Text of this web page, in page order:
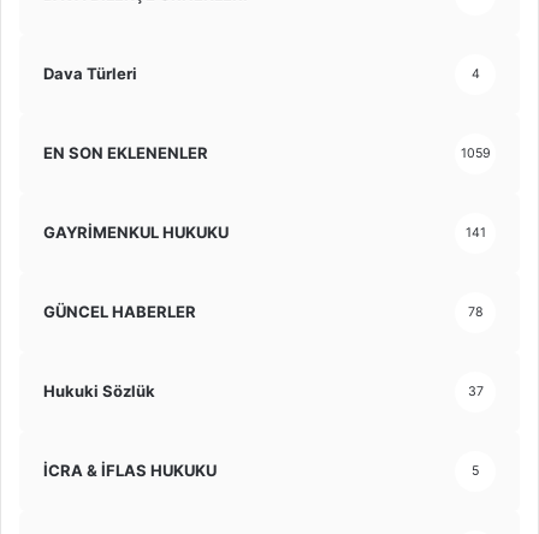
Dava Türleri 4
EN SON EKLENENLER 1059
GAYRİMENKUL HUKUKU 141
GÜNCEL HABERLER 78
Hukuki Sözlük 37
İCRA & İFLAS HUKUKU 5